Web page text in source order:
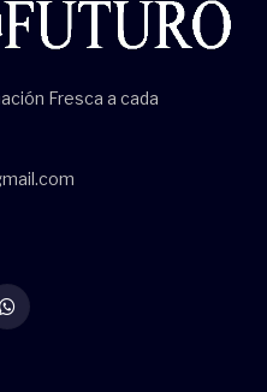
Fresca a cada
WhatsApp